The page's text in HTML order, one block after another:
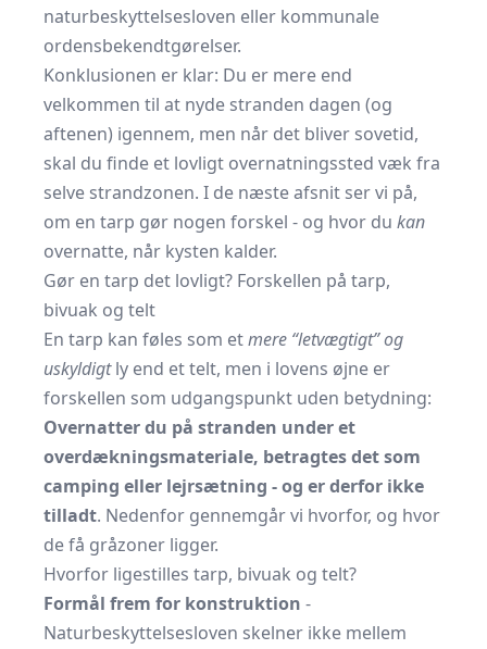
naturbeskyttelsesloven eller kommunale
ordensbekendtgørelser.
Konklusionen er klar: Du er mere end
velkommen til at nyde stranden dagen (og
aftenen) igennem, men når det bliver sovetid,
skal du finde et lovligt overnatningssted væk fra
selve strandzonen. I de næste afsnit ser vi på,
om en tarp gør nogen forskel - og hvor du kan
overnatte, når kysten kalder.
Gør en tarp det lovligt? Forskellen på tarp,
bivuak og telt
En tarp kan føles som etmere “letvægtigt” og
uskyldigtly end et telt, men i lovens øjne er
forskellen som udgangspunkt uden betydning:
Overnatter du på stranden under et
overdæknings­materiale, betragtes det som
camping eller lejrsætning - og er derfor ikke
tilladt. Nedenfor gennemgår vi hvorfor, og hvor
de få gråzoner ligger.
Hvorfor ligestilles tarp, bivuak og telt?
Formål frem for konstruktion -
Naturbeskyttelsesloven skelner ikke mellem